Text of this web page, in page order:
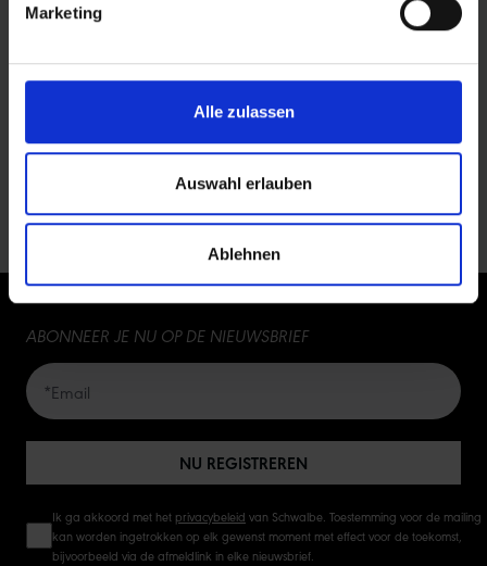
Marketing
Alle zulassen
Auswahl erlauben
Ablehnen
11159265 28,90 €
Showing1-4of4rows
10
15
20
ABONNEER JE NU OP DE NIEUWSBRIEF
NU REGISTREREN
Ik ga akkoord met het privacybeleid van Schwalbe. Toestemming voor de mailing
kan worden ingetrokken op elk gewenst moment met effect voor de toekomst,
bijvoorbeeld via de afmeldlink in elke nieuwsbrief.